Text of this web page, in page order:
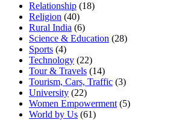
Relationship (18)
Religion (40)
Rural India (6)
Science & Education (28)
Sports (4)
Technology (22)
Tour & Travels (14)
Tourism, Cars, Traffic (3)
University (22)
Women Empowerment (5)
World by Us (61)